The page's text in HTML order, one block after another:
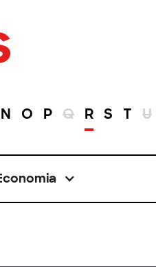
N O P Q R S T U